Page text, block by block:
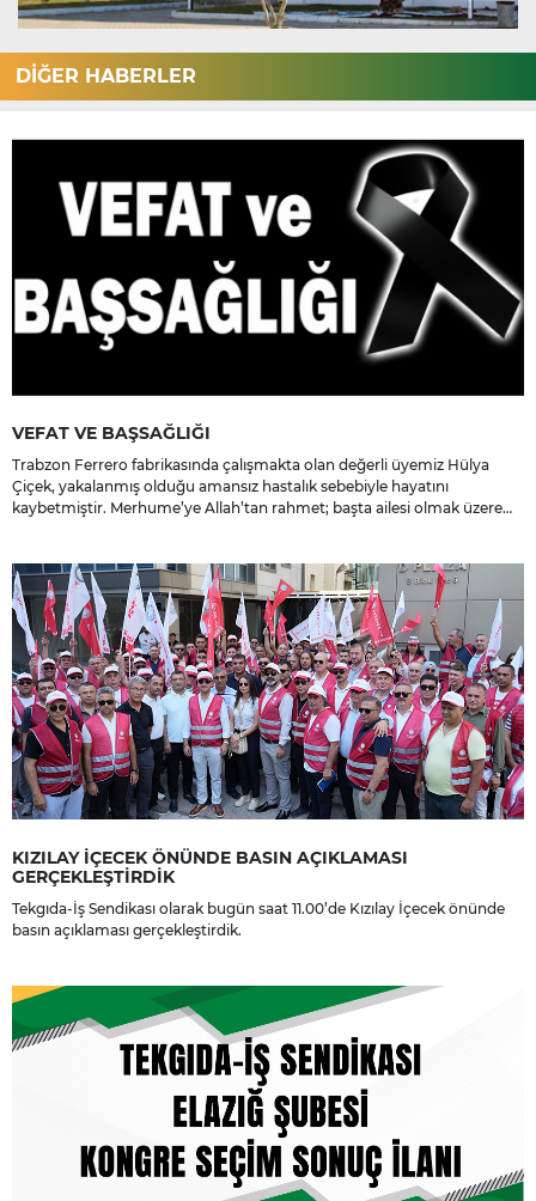
DİĞER HABERLER
VEFAT VE BAŞSAĞLIĞI
Trabzon Ferrero fabrikasında çalışmakta olan değerli üyemiz Hülya
Çiçek, yakalanmış olduğu amansız hastalık sebebiyle hayatını
kaybetmiştir. Merhume’ye Allah’tan rahmet; başta ailesi olmak üzere
KIZILAY İÇECEK ÖNÜNDE BASIN AÇIKLAMASI
GERÇEKLEŞTİRDİK
Tekgıda-İş Sendikası olarak bugün saat 11.00’de Kızılay İçecek önünde
basın açıklaması gerçekleştirdik.